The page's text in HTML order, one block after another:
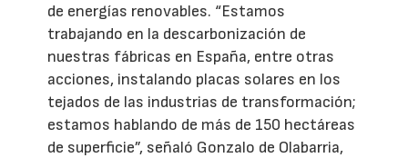
de energías renovables. “Estamos
trabajando en la descarbonización de
nuestras fábricas en España, entre otras
acciones, instalando placas solares en los
tejados de las industrias de transformación;
estamos hablando de más de 150 hectáreas
de superficie”, señaló Gonzalo de Olabarria,